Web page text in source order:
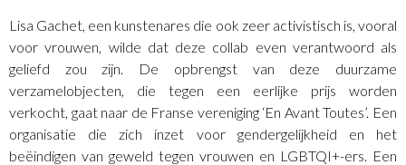
Lisa Gachet, een kunstenares die ook zeer activistisch is, vooral
voor vrouwen, wilde dat deze collab even verantwoord als
geliefd zou zijn. De opbrengst van deze duurzame
verzamelobjecten, die tegen een eerlijke prijs worden
verkocht, gaat naar de Franse vereniging ‘En Avant Toutes’. Een
organisatie die zich inzet voor gendergelijkheid en het
beëindigen van geweld tegen vrouwen en LGBTQI+-ers. Een